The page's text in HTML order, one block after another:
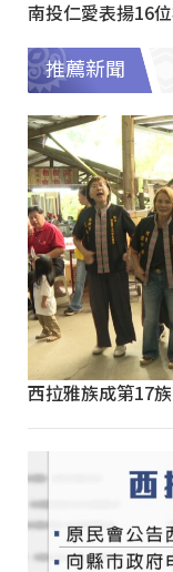
南投仁愛表揚16
推薦新聞
西拉雅族成第17